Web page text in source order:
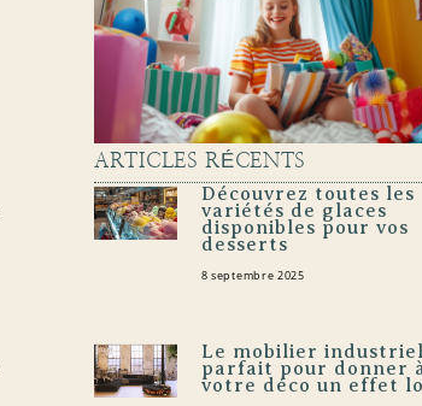
ARTICLES RÉCENTS
Découvrez toutes les
variétés de glaces
disponibles pour vos
desserts
8 septembre 2025
Le mobilier
parfait pour donner
votre déco un effet